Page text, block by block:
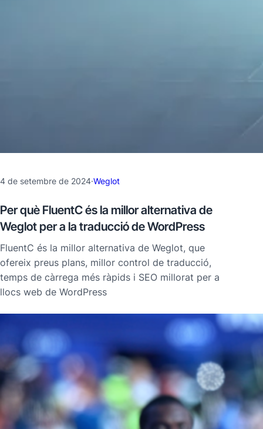
4 de setembre de 2024·Weglot
Per què FluentC és la millor alternativa de
Weglot per a la traducció de WordPress
FluentC és la millor alternativa de Weglot, que
ofereix preus plans, millor control de traducció,
temps de càrrega més ràpids i SEO millorat per a
llocs web de WordPress